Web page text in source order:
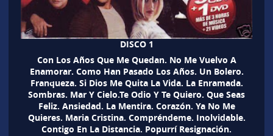
DISCO 1
Con Los Años Que Me Quedan. No Me Vuelvo A
Enamorar. Como Han Pasado Los Años. Un Bolero.
Franqueza. Si Dios Me Quita La Vida. La Enramada.
Sombras. Mar Y Cielo.Te Odio Y Te Quiero. Que Seas
Feliz. Ansiedad. La Mentira. Corazón. Ya No Me
Quieres. Maria Cristina. Compréndeme. Inolvidable.
Contigo En La Distancia. Popurrí Resignación.